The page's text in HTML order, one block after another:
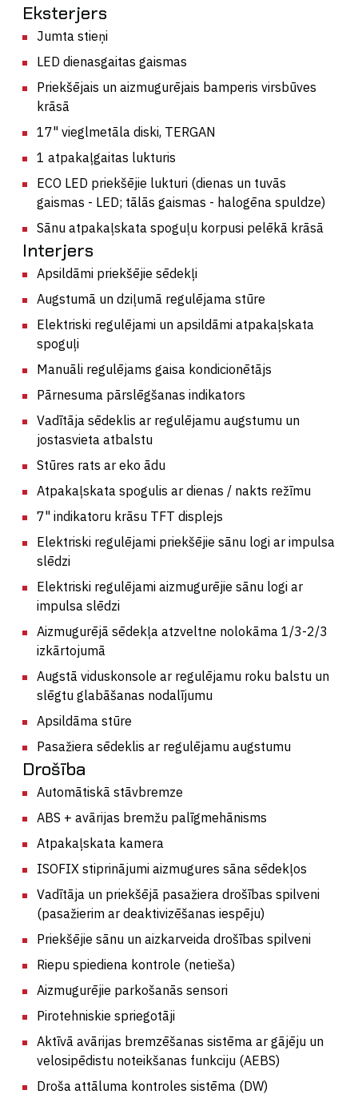
Eksterjers
Jumta stieņi
LED dienasgaitas gaismas
Priekšējais un aizmugurējais bamperis virsbūves
krāsā
17" vieglmetāla diski, TERGAN
1 atpakaļgaitas lukturis
ECO LED priekšējie lukturi (dienas un tuvās
gaismas - LED; tālās gaismas - halogēna spuldze)
Sānu atpakaļskata spoguļu korpusi pelēkā krāsā
Interjers
Apsildāmi priekšējie sēdekļi
Augstumā un dziļumā regulējama stūre
Elektriski regulējami un apsildāmi atpakaļskata
spoguļi
Manuāli regulējams gaisa kondicionētājs
Pārnesuma pārslēgšanas indikators
Vadītāja sēdeklis ar regulējamu augstumu un
jostasvieta atbalstu
Stūres rats ar eko ādu
Atpakaļskata spogulis ar dienas / nakts režīmu
7" indikatoru krāsu TFT displejs
Elektriski regulējami priekšējie sānu logi ar impulsa
slēdzi
Elektriski regulējami aizmugurējie sānu logi ar
impulsa slēdzi
Aizmugurējā sēdekļa atzveltne nolokāma 1/3-2/3
izkārtojumā
Augstā viduskonsole ar regulējamu roku balstu un
slēgtu glabāšanas nodalījumu
Apsildāma stūre
Pasažiera sēdeklis ar regulējamu augstumu
Drošība
Automātiskā stāvbremze
ABS + avārijas bremžu palīgmehānisms
Atpakaļskata kamera
ISOFIX stiprinājumi aizmugures sāna sēdekļos
Vadītāja un priekšējā pasažiera drošības spilveni
(pasažierim ar deaktivizēšanas iespēju)
Priekšējie sānu un aizkarveida drošības spilveni
Riepu spiediena kontrole (netieša)
Aizmugurējie parkošanās sensori
Pirotehniskie spriegotāji
Aktīvā avārijas bremzēšanas sistēma ar gājēju un
velosipēdistu noteikšanas funkciju (AEBS)
Droša attāluma kontroles sistēma (DW)